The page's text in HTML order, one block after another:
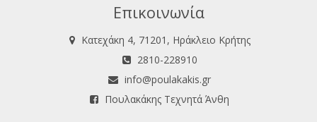
Επικοινωνία
Κατεχάκη 4, 71201, Ηράκλειο Κρήτης
2810-228910
info@poulakakis.gr
Πουλακάκης Τεχνητά Άνθη